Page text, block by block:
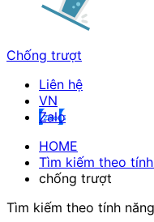
Chống trượt
Liên hệ
Zalo
HOME
Tìm kiếm theo
chống trượt
Tìm kiếm theo tính năng